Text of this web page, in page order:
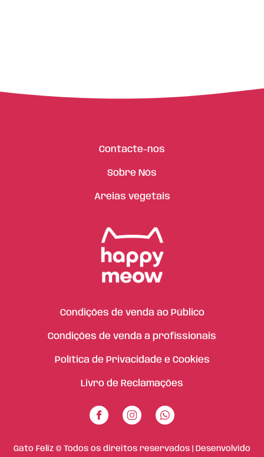
Contacte-nos
Sobre Nós
Areias vegetais
Condições de venda ao Público
Condições de venda a profissionais
Política de Privacidade e Cookies
Livro de Reclamações
Gato Feliz © Todos os direitos reservados | Desenvolvido